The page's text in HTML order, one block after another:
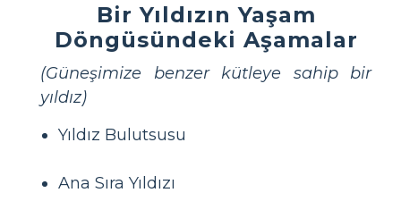
Bir Yıldızın Yaşam
Döngüsündeki Aşamalar
(Güneşimize benzer kütleye sahip bir
yıldız)
Yıldız Bulutsusu
Ana Sıra Yıldızı